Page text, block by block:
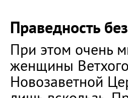
Праведность
При этом очень
женщины
Новозаветной